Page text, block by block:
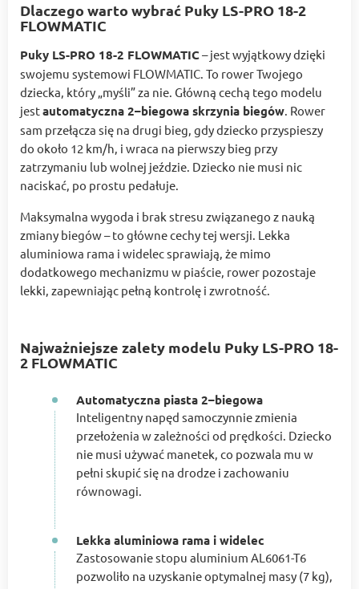
Dlaczego warto wybrać Puky LS-PRO 18-2
FLOWMATIC
Puky LS-PRO 18-2 FLOWMATIC– jest wyjątkowy dzięki
swojemu systemowi FLOWMATIC. To rower Twojego
dziecka, który „myśli” za nie. Główną cechą tego modelu
jestautomatyczna 2–biegowa skrzynia biegów. Rower
sam przełącza się na drugi bieg, gdy dziecko przyspieszy
do około 12 km/h, i wraca na pierwszy bieg przy
zatrzymaniu lub wolnej jeździe. Dziecko nie musi nic
naciskać, po prostu pedałuje.
Maksymalna wygoda i brak stresu związanego z nauką
zmiany biegów – to główne cechy tej wersji. Lekka
aluminiowa rama i widelec sprawiają, że mimo
dodatkowego mechanizmu w piaście, rower pozostaje
lekki, zapewniając pełną kontrolę i zwrotność.
Najważniejsze zalety modelu Puky LS-PRO 18-
2 FLOWMATIC
Automatyczna piasta 2–biegowa
Inteligentny napęd samoczynnie zmienia
przełożenia w zależności od prędkości. Dziecko
nie musi używać manetek, co pozwala mu w
pełni skupić się na drodze i zachowaniu
równowagi.
Lekka aluminiowa rama i widelec
Zastosowanie stopu aluminium AL6061-T6
pozwoliło na uzyskanie optymalnej masy (7 kg),